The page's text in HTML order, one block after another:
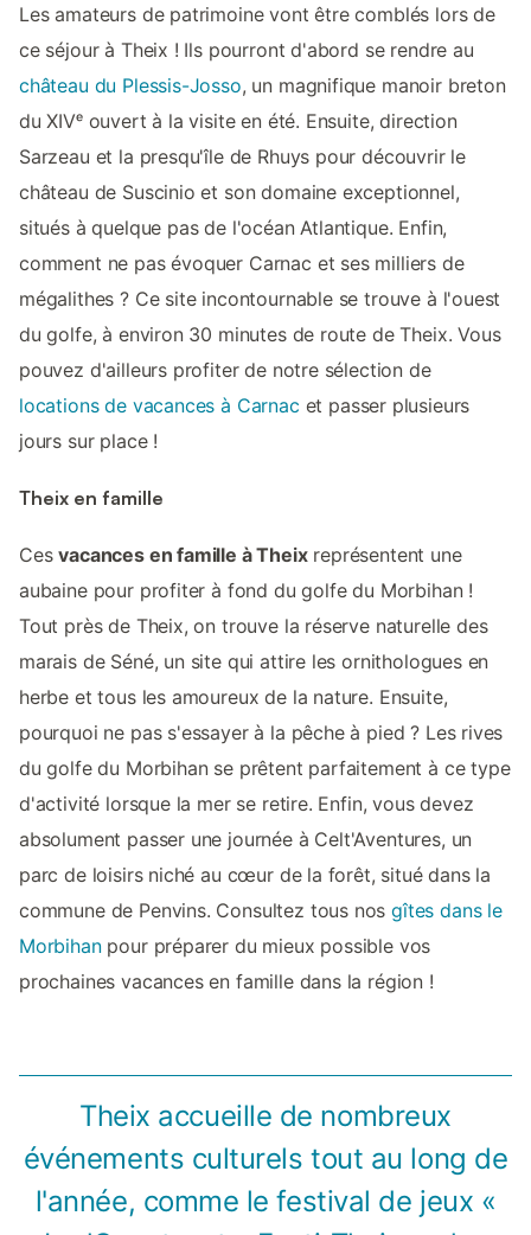
Les amateurs de patrimoine vont être comblés lors de
ce séjour à Theix ! Ils pourront d'abord se rendre au
château du Plessis-Josso, un magnifique manoir breton
du XIVᵉ ouvert à la visite en été. Ensuite, direction
Sarzeau et la presqu'île de Rhuys pour découvrir le
château de Suscinio et son domaine exceptionnel,
situés à quelque pas de l'océan Atlantique. Enfin,
comment ne pas évoquer Carnac et ses milliers de
mégalithes ? Ce site incontournable se trouve à l'ouest
du golfe, à environ 30 minutes de route de Theix. Vous
pouvez d'ailleurs profiter de notre sélection de
locations de vacances à Carnac et passer plusieurs
jours sur place !
Theix en famille
Cesvacances en famille à Theixreprésentent une
aubaine pour profiter à fond du golfe du Morbihan !
Tout près de Theix, on trouve la réserve naturelle des
marais de Séné, un site qui attire les ornithologues en
herbe et tous les amoureux de la nature. Ensuite,
pourquoi ne pas s'essayer à la pêche à pied ? Les rives
du golfe du Morbihan se prêtent parfaitement à ce type
d'activité lorsque la mer se retire. Enfin, vous devez
absolument passer une journée à Celt'Aventures, un
parc de loisirs niché au cœur de la forêt, situé dans la
commune de Penvins. Consultez tous nosgîtes dans le
Morbihanpour préparer du mieux possible vos
prochaines vacances en famille dans la région !
Theix accueille de nombreux
événements culturels tout au long de
l'année, comme le festival de jeux «